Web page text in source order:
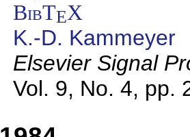
BibTEX
K.-D. Kammeyer
Elsevier Signal
Vol. 9, No. 4, pp.